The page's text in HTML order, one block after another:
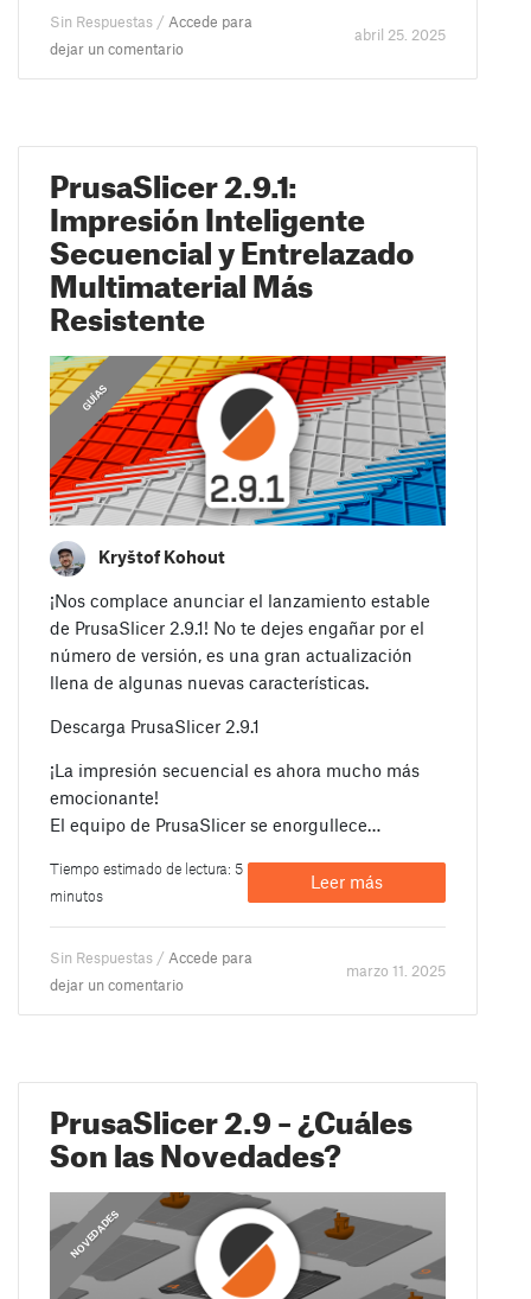
Sin Respuestas / Accede para
dejar un comentario
abril 25. 2025
PrusaSlicer 2.9.1:
Impresión Inteligente
Secuencial y Entrelazado
Multimaterial Más
Resistente
COMUNICADOS
GUÍAS
Kryštof Kohout
¡Nos complace anunciar el lanzamiento estable
de PrusaSlicer 2.9.1! No te dejes engañar por el
número de versión, es una gran actualización
llena de algunas nuevas características.
Descarga PrusaSlicer 2.9.1
¡La impresión secuencial es ahora mucho más
emocionante!
El equipo de PrusaSlicer se enorgullece…
Tiempo estimado de lectura: 5
minutos
Leer más
Sin Respuestas / Accede para
dejar un comentario
marzo 11. 2025
PrusaSlicer 2.9 – ¿Cuáles
Son las Novedades?
COMUNICADOS
GUÍAS
NOVEDADES